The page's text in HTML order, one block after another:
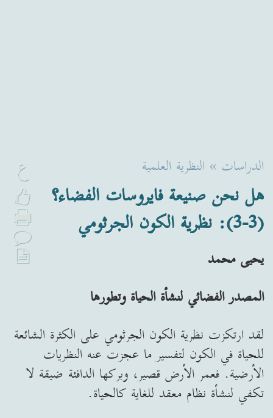
ع الدراسات » النظرية العلمية
هل نحن صنيعة فايروسات الفضاء؟
(3-3): نظرية الكون الجرثومي
يحيى محمد
المصدر الفضائي لنشأة الحياة وتطورها
لقد ارتكزت نظرية الكون الجرثومي على الكثرة الشائعة
للحياة في الكون لتفسير ما عجزت عنه النظريات
الأرضية. فعمر الأرض قصير، وبركها الدافئة ضيقة لا
تكفي لنشأة نظام معقد للغاية كالحياة.